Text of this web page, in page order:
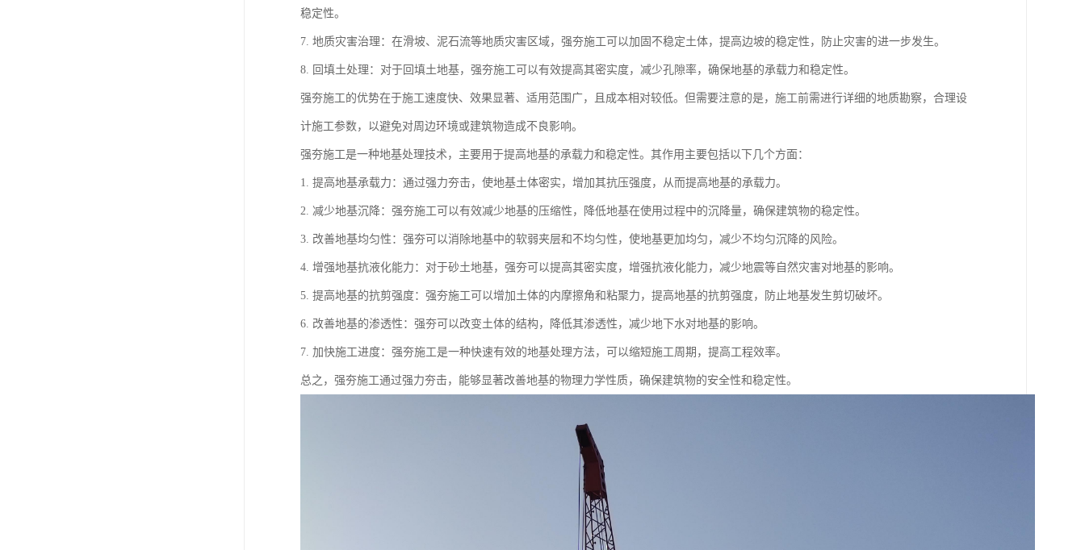
稳定性。
7. 地质灾害治理：在滑坡、泥石流等地质灾害区域，强夯施工可以加固不稳定土体，提高边坡的稳定性，防止灾害的进一步发生。
8. 回填土处理：对于回填土地基，强夯施工可以有效提高其密实度，减少孔隙率，确保地基的承载力和稳定性。
强夯施工的优势在于施工速度快、效果显著、适用范围广，且成本相对较低。但需要注意的是，施工前需进行详细的地质勘察，合理设
计施工参数，以避免对周边环境或建筑物造成不良影响。
强夯施工是一种地基处理技术，主要用于提高地基的承载力和稳定性。其作用主要包括以下几个方面：
1. 提高地基承载力：通过强力夯击，使地基土体密实，增加其抗压强度，从而提高地基的承载力。
2. 减少地基沉降：强夯施工可以有效减少地基的压缩性，降低地基在使用过程中的沉降量，确保建筑物的稳定性。
3. 改善地基均匀性：强夯可以消除地基中的软弱夹层和不均匀性，使地基更加均匀，减少不均匀沉降的风险。
4. 增强地基抗液化能力：对于砂土地基，强夯可以提高其密实度，增强抗液化能力，减少地震等自然灾害对地基的影响。
5. 提高地基的抗剪强度：强夯施工可以增加土体的内摩擦角和粘聚力，提高地基的抗剪强度，防止地基发生剪切破坏。
6. 改善地基的渗透性：强夯可以改变土体的结构，降低其渗透性，减少地下水对地基的影响。
7. 加快施工进度：强夯施工是一种快速有效的地基处理方法，可以缩短施工周期，提高工程效率。
总之，强夯施工通过强力夯击，能够显著改善地基的物理力学性质，确保建筑物的安全性和稳定性。